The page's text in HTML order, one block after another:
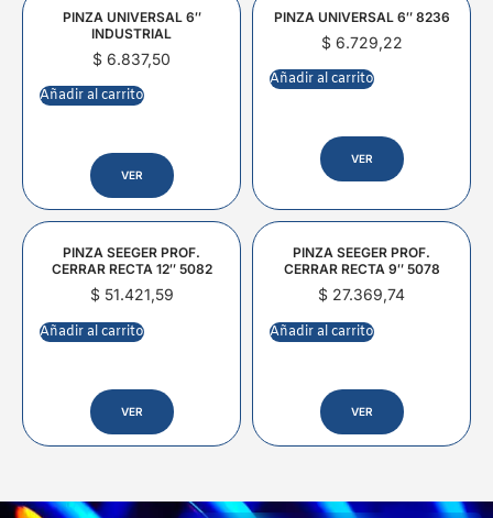
PINZA UNIVERSAL 6″
INDUSTRIAL
$ 6.837,50
Añadir al carrito
VER
PINZA UNIVERSAL 6″ 8236
$6.729,22
Añadir al carrito
VER
PINZA SEEGER PROF.
CERRAR RECTA 12″ 5082
$51.421,59
Añadir al carrito
VER
PINZA SEEGER PROF.
CERRAR RECTA 9″ 5078
$ 27.369,74
Añadir al carrito
VER